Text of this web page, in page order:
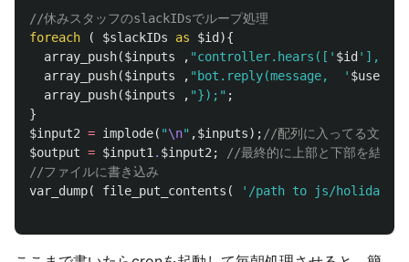
//休みスタッフのslackIDsでループ処理
foreach
( $slackIDs as $id ){
array_push($inputs , "controller.hears([' $id
array_push($inputs , "bot.reply(message,  '
array_push($inputs , "});" ;
}
$input2 = implode( "\n" ,$inputs); //配列に入ってる文字列
$output = $input1 . $input2 ;
//最終的に上部と下部を結合
//ファイルに書き込み
var_dump( file_put_contents ( '/path to js/